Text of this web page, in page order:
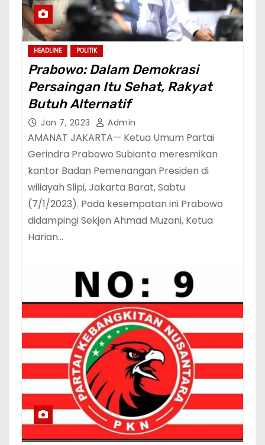
HEADLINE POLITIK
Prabowo: Dalam Demokrasi
Persaingan Itu Sehat, Rakyat
Butuh Alternatif
Jan 7, 2023 Admin
AMANAT JAKARTA— Ketua Umum Partai
Gerindra Prabowo Subianto meresmikan
kantor Badan Pemenangan Presiden di
wiliayah Slipi, Jakarta Barat, Sabtu
(7/1/2023). Pada kesempatan ini Prabowo
didampingi Sekjen Ahmad Muzani, Ketua
Harian…